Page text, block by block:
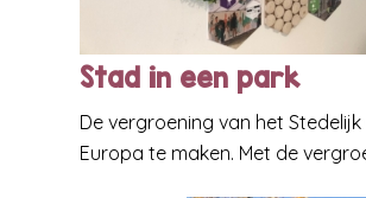
Stad in een park
De vergroening van het
Europa te maken. Met de